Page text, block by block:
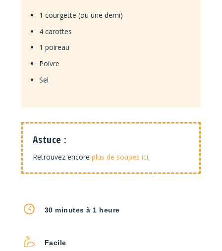
1 courgette (ou une demi)
4 carottes
1 poireau
Poivre
Sel
Astuce :
Retrouvez encore plus de soupes ici.
30 minutes à 1 heure
Facile